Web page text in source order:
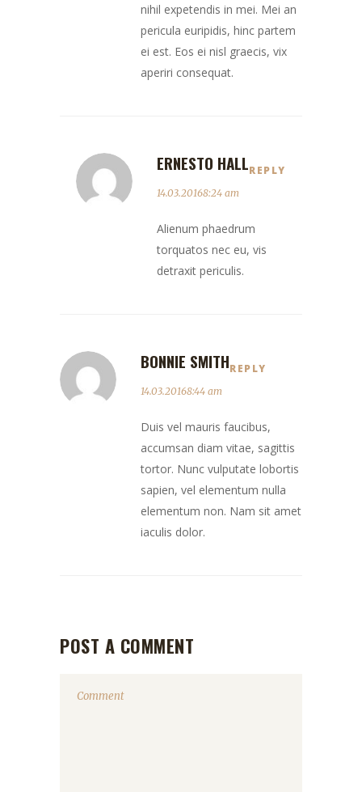
nihil expetendis in mei. Mei an
pericula euripidis, hinc partem
ei est. Eos ei nisl graecis, vix
aperiri consequat.
ERNESTO HALLREPLY
14.03.20168:24 am
Alienum phaedrum
torquatos nec eu, vis
detraxit periculis.
BONNIE SMITHREPLY
14.03.20168:44 am
Duis vel mauris faucibus,
accumsan diam vitae, sagittis
tortor. Nunc vulputate lobortis
sapien, vel elementum nulla
elementum non. Nam sit amet
iaculis dolor.
POST A COMMENT